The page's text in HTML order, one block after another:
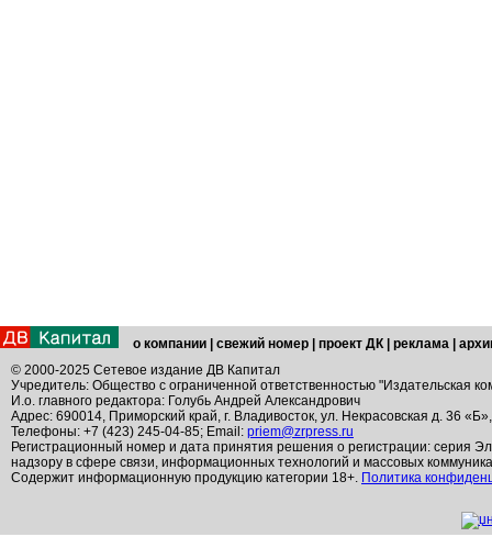
о компании свежий номер проект ДК реклама
© 2000-2025 Сетевое издание ДВ Капитал
Учредитель: Общество с ограниченной ответственностью "Издательская
И.о. главного редактора: Голубь Андрей Александрович
Адрес: 690014, Приморский край, г. Владивосток, ул. Некрасовская д. 36
Телефоны: +7 (423) 245-04-85; Email: priem@zrpress.ru
Регистрационный номер и дата принятия решения о регистрации: серия
надзору в сфере связи, информационных технологий и массовых
Содержит информационную продукцию категории 18+. Политика